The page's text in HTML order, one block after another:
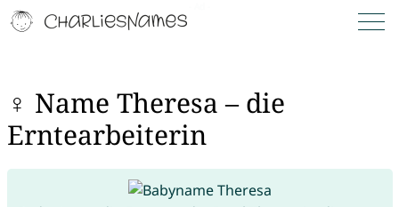
♀ Name Theresa – die
Erntearbeiterin